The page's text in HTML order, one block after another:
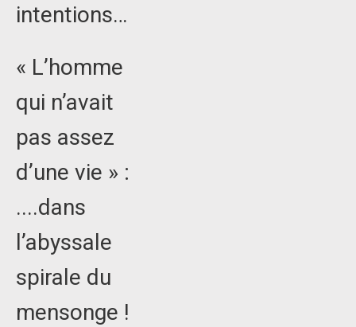
intentions…
« L’homme
qui n’avait
pas assez
d’une vie » :
....dans
l’abyssale
spirale du
mensonge !